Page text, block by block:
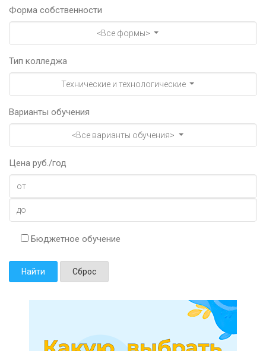
Форма собственности
<Все формы>
Тип колледжа
Технические и технологические
Варианты обучения
<Все варианты обучения>
Цена руб./год
Бюджетное обучение
Найти Сброс